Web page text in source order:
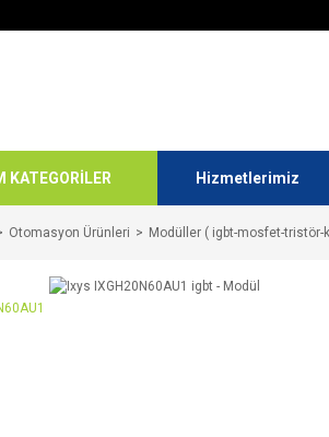
KATEGORİLER Hizmetlerimiz
Otomasyon Ürünleri Modüller ( igbt-mosfet-tristör-